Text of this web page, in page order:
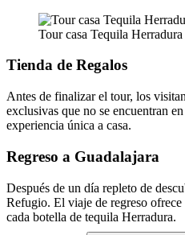
Tour casa Tequila
Tienda de Regalos
Antes de finalizar el tour, los
exclusivas que no se encuentran
experiencia única a casa.
Regreso a Guadalajara
Después de un día repleto de
Refugio. El viaje de regreso ofrece
cada botella de tequila Herradura.